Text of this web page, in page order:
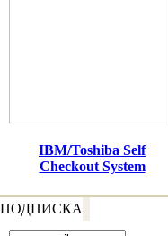
IBM/Toshiba Self
Checkout System
ПОДПИСКА